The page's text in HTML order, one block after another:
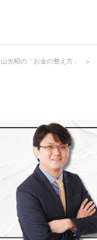
光昭の「お金の整え方」